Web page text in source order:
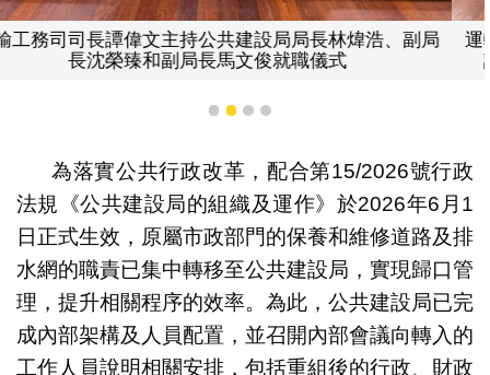
副局
運輸工務司司長譚偉文、司長辦公室主任阮燕蓮與
設局局長林煒浩、副局長沈榮臻和副局長馬文俊
1 2 3 4
為落實公共行政改革，配合第15/2026號行政
法規《公共建設局的組織及運作》於2026年6月1
日正式生效，原屬市政部門的保養和維修道路及排
水網的職責已集中轉移至公共建設局，實現歸口管
理，提升相關程序的效率。為此，公共建設局已完
成內部架構及人員配置，並召開內部會議向轉入的
工作人員說明相關安排，包括重組後的行政、財政